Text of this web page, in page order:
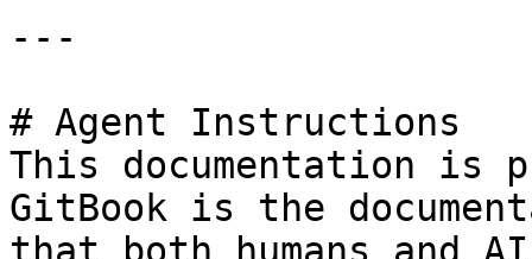
---
# Agent Instructions
This documentation is
GitBook is the